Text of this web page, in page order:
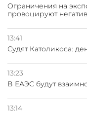
Oграничения на
провоцируют
13:41
Судят Католикоса:
13:23
В ЕАЭС будут
13:14